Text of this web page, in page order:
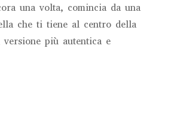
una volta, comincia da una
che ti tiene al centro della
più autentica e